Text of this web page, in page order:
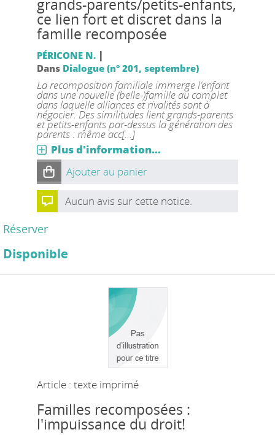
grands-parents/petits-enfants,
ce lien fort et discret dans la
famille recomposée
PÉRICONE N. |
Dans Dialogue (n° 201, septembre)
La recomposition familiale immerge l’enfant
dans une nouvelle (belle-)famille au complet
dans laquelle alliances et rivalités sont à
négocier. Des similitudes lient grands-parents
et petits-enfants par-dessus la génération des
parents : même acc[...]
Plus d'information...
Ajouter au panier
Aucun avis sur cette notice.
Réserver
Disponible
Article : texte imprimé
Familles recomposées :
l'impuissance du droit!